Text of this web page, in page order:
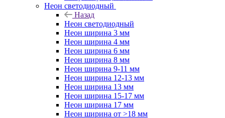
Неон светодиодный
Назад
Неон светодиодный
Неон ширина 3 мм
Неон ширина 4 мм
Неон ширина 6 мм
Неон ширина 8 мм
Неон ширина 9-11 мм
Неон ширина 12-13 мм
Неон ширина 13 мм
Неон ширина 15-17 мм
Неон ширина 17 мм
Неон ширина от >18 мм